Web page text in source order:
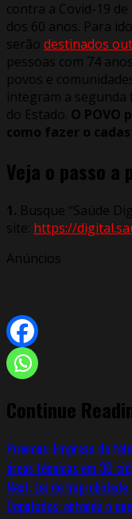
contra a Covid-19
dos 60 anos. Para
serão destinados
pessoas com 74
povos e
integram a segunda
do Estado. O POVO
como fazer o
Veja o passo a
1. Busque “Saúde
site: https://
Anúncios
Continue
Previous: Empresa de
áreas técnicas em 30
Next: Lei de
Deputados; entenda o